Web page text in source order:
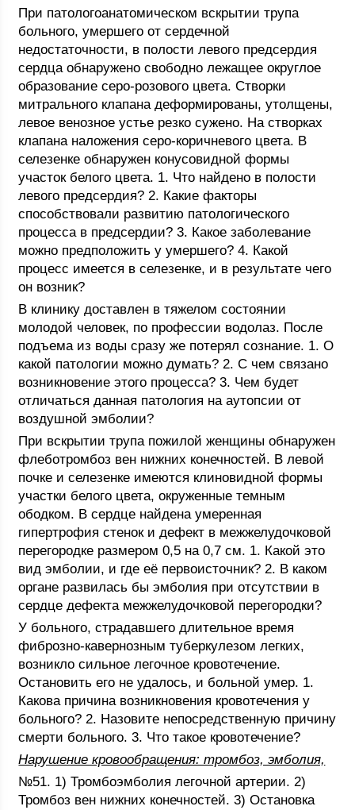
При патологоанатомическом вскрытии трупа
больного, умершего от сердечной
недостаточности, в полости левого предсердия
сердца обнаружено свободно лежащее округлое
образование серо-розового цвета. Створки
митрального клапана деформированы, утолщены,
левое венозное устье резко сужено. На створках
клапана наложения серо-коричневого цвета. В
селезенке обнаружен конусовидной формы
участок белого цвета. 1. Что найдено в полости
левого предсердия? 2. Какие факторы
способствовали развитию патологического
процесса в предсердии? 3. Какое заболевание
можно предположить у умершего? 4. Какой
процесс имеется в селезенке, и в результате чего
он возник?
В клинику доставлен в тяжелом состоянии
молодой человек, по профессии водолаз. После
подъема из воды сразу же потерял сознание. 1. О
какой патологии можно думать? 2. С чем связано
возникновение этого процесса? 3. Чем будет
отличаться данная патология на аутопсии от
воздушной эмболии?
При вскрытии трупа пожилой женщины обнаружен
флеботромбоз вен нижних конечностей. В левой
почке и селезенке имеются клиновидной формы
участки белого цвета, окруженные темным
ободком. В сердце найдена умеренная
гипертрофия стенок и дефект в межжелудочковой
перегородке размером 0,5 на 0,7 см. 1. Какой это
вид эмболии, и где её первоисточник? 2. В каком
органе развилась бы эмболия при отсутствии в
сердце дефекта межжелудочковой перегородки?
У больного, страдавшего длительное время
фиброзно-кавернозным туберкулезом легких,
возникло сильное легочное кровотечение.
Остановить его не удалось, и больной умер. 1.
Какова причина возникновения кровотечения у
больного? 2. Назовите непосредственную причину
смерти больного. 3. Что такое кровотечение?
Нарушение кровообращения: тромбоз, эмболия,
№51. 1) Тромбоэмболия легочной артерии. 2)
Тромбоз вен нижних конечностей. 3) Остановка